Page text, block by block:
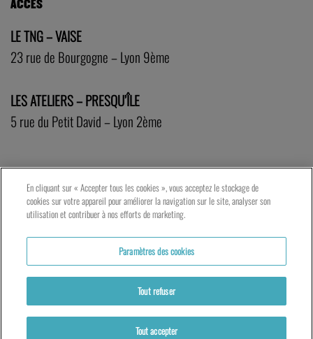
ACCÈS
LE TNG – VAISE
23 rue de Bourgogne – Lyon 9ème
LES ATELIERS – PRESQU’ÎLE
5 rue du Petit David – Lyon 2ème
Mentions légales
En cliquant sur « Accepter tous les cookies », vous acceptez le stockage de
cookies sur votre appareil pour améliorer la navigation sur le site, analyser son
utilisation et contribuer à nos efforts de marketing.
Paramètres des cookies
Tout refuser
Tout accepter